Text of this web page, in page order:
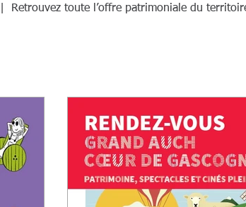
| Retrouvez toute l’offre patrimoniale du